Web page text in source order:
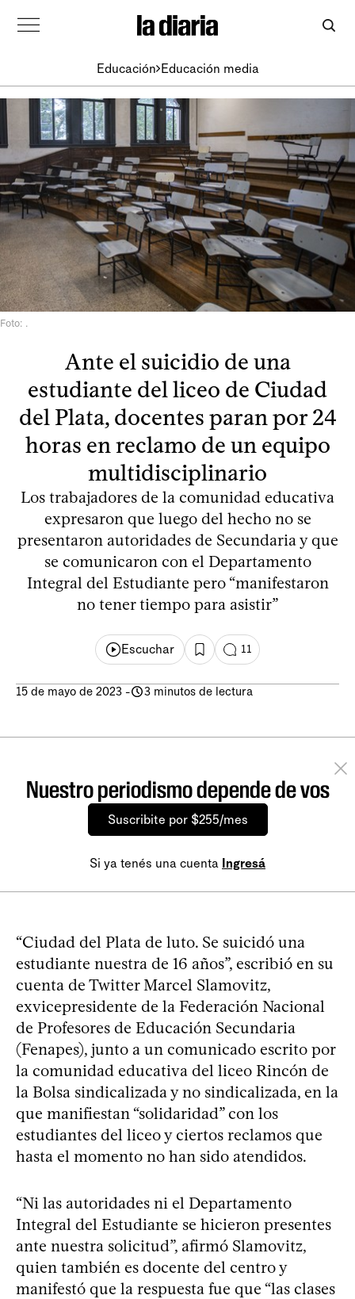
Educación Educación media
Foto: .
Ante el suicidio de una
estudiante del liceo de Ciudad
del Plata, docentes paran por 24
horas en reclamo de un equipo
multidisciplinario
Los trabajadores de la comunidad educativa
expresaron que luego del hecho no se
presentaron autoridades de Secundaria y que
se comunicaron con el Departamento
Integral del Estudiante pero “manifestaron
no tener tiempo para asistir”
Escuchar 11
15 de mayo de 2023 - 3 minutos de lectura
Nuestro periodismo depende de vos
Suscribite por $255/mes
Si ya tenés una cuenta Ingresá
“Ciudad del Plata de luto. Se suicidó una
estudiante nuestra de 16 años”, escribió en su
cuenta de Twitter Marcel Slamovitz,
exvicepresidente de la Federación Nacional
de Profesores de Educación Secundaria
(Fenapes), junto a un comunicado escrito por
la comunidad educativa del liceo Rincón de
la Bolsa sindicalizada y no sindicalizada, en la
que manifiestan “solidaridad” con los
estudiantes del liceo y ciertos reclamos que
hasta el momento no han sido atendidos.
“Ni las autoridades ni el Departamento
Integral del Estudiante se hicieron presentes
ante nuestra solicitud”, afirmó Slamovitz,
quien también es docente del centro y
manifestó que la respuesta fue que “las clases